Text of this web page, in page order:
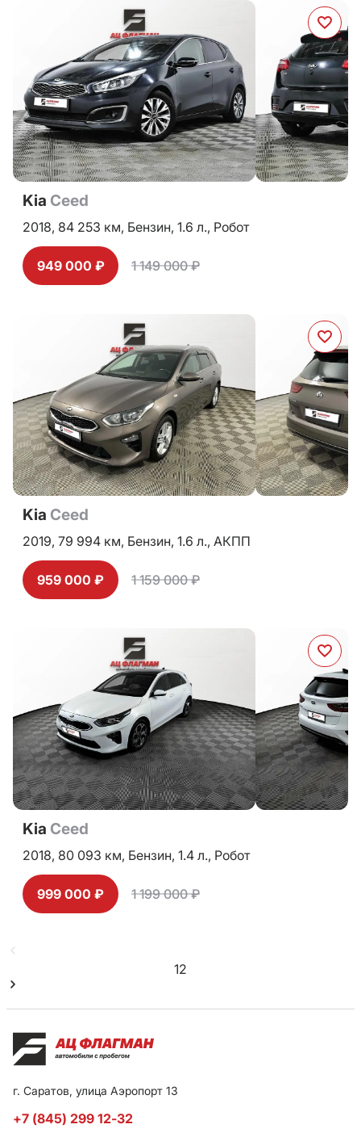
Kia Ceed
2018, 84 253 км, Бензин, 1.6 л., Робот
949 000 ₽ 1 149 000 ₽
Kia Ceed
2019, 79 994 км, Бензин, 1.6 л., АКПП
959 000 ₽ 1 159 000 ₽
Kia Ceed
2018, 80 093 км, Бензин, 1.4 л., Робот
999 000 ₽ 1 199 000 ₽
12
г. Саратов, улица Аэропорт 13
+7 (845) 299 12-32